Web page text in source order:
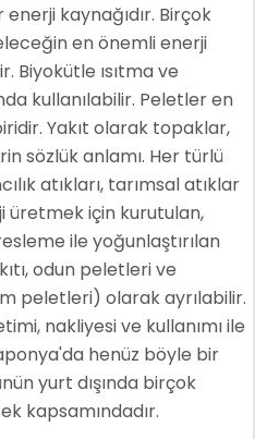
kaynağıdır. Birçok
en önemli enerji
Biyokütle ısıtma ve
kullanılabilir. Peletler en
Yakıt olarak topaklar,
sözlük anlamı. Her türlü
atıkları, tarımsal atıklar
üretmek için kurutulan,
ile yoğunlaştırılan
odun peletleri ve
peletleri) olarak ayrılabilir.
nakliyesi ve kullanımı ile
henüz böyle bir
yurt dışında birçok
kapsamındadır.